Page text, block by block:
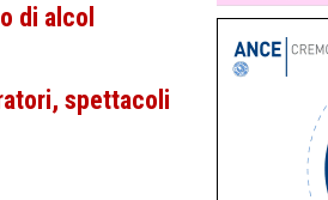
di alcol
spettacoli